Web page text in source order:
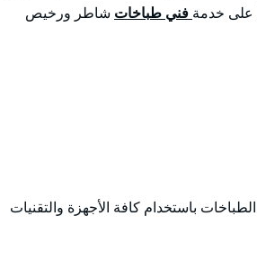
على خدمة فني طباخات شاطر ورخيص
باستخدام كافة الأجهزة والتقنيات